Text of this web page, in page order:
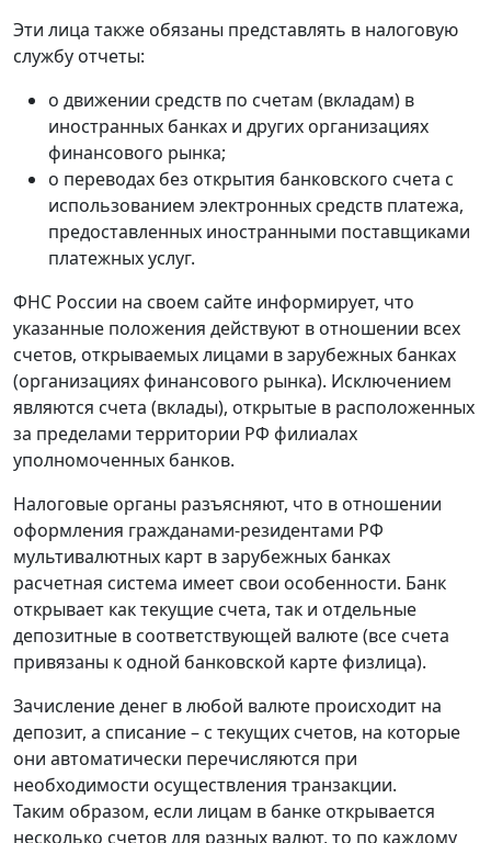
Эти лица также обязаны представлять в налоговую
службу отчеты:
о движении средств по счетам (вкладам) в
иностранных банках и других организациях
финансового рынка;
о переводах без открытия банковского счета с
использованием электронных средств платежа,
предоставленных иностранными поставщиками
платежных услуг.
ФНС России на своем сайте информирует, что
указанные положения действуют в отношении всех
счетов, открываемых лицами в зарубежных банках
(организациях финансового рынка). Исключением
являются счета (вклады), открытые в расположенных
за пределами территории РФ филиалах
уполномоченных банков.
Налоговые органы разъясняют, что в отношении
оформления гражданами-резидентами РФ
мультивалютных карт в зарубежных банках
расчетная система имеет свои особенности. Банк
открывает как текущие счета, так и отдельные
депозитные в соответствующей валюте (все счета
привязаны к одной банковской карте физлица).
Зачисление денег в любой валюте происходит на
депозит, а списание – с текущих счетов, на которые
они автоматически перечисляются при
необходимости осуществления транзакции.
Таким образом, если лицам в банке открывается
несколько счетов для разных валют, то по каждому